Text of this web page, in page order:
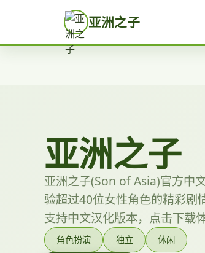
亚洲之子
亚洲之子
亚洲之子(Son of Asia)官方中
验超过40位女性角色的精彩剧
支持中文汉化版本，点击下载体
角色扮演 独立 休闲